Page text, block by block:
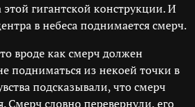
этой гигантской конструкции. И
в небеса поднимается смерч.
вроде как смерч должен
подниматься из некоей точки в
подсказывали, что смерч
Смерч словно перевернули, его